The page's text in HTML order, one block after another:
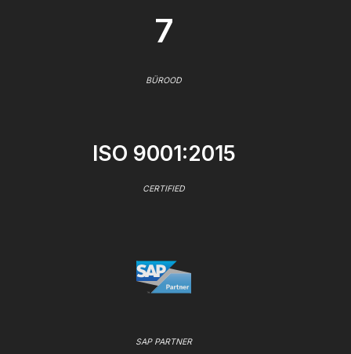
7
BÜROOD
ISO 9001:2015
CERTIFIED
SAP PARTNER